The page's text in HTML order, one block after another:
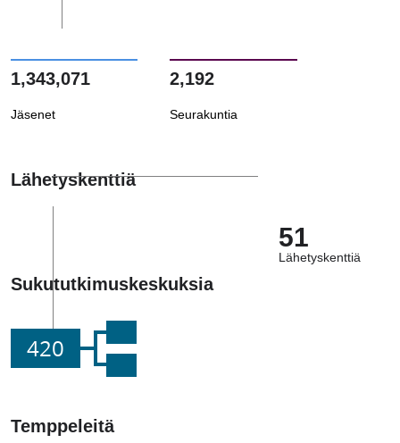
1,343,071
Jäsenet
2,192
Seurakuntia
Lähetyskenttiä
51
Lähetyskenttiä
Sukututkimuskeskuksia
420
Temppeleitä